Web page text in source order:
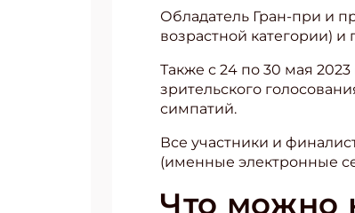
Обладатель Гран-при и
возрастной категории) и
Также с 24 по 30 мая
зрительского
симпатий.
Все участники и
(именные электронные
Что можно